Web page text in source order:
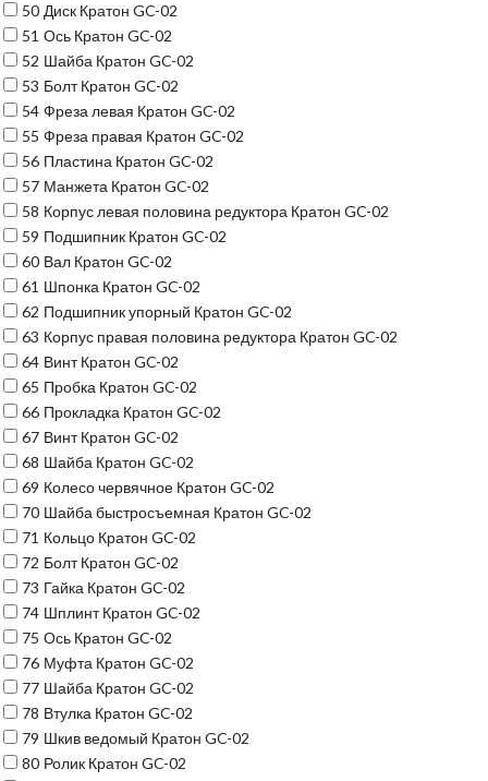
50 Диск Кратон GC-02
51 Ось Кратон GC-02
52 Шайба Кратон GC-02
53 Болт Кратон GC-02
54 Фреза левая Кратон GC-02
55 Фреза правая Кратон GC-02
56 Пластина Кратон GC-02
57 Манжета Кратон GC-02
58 Корпус левая половина редуктора Кратон GC-02
59 Подшипник Кратон GC-02
60 Вал Кратон GC-02
61 Шпонка Кратон GC-02
62 Подшипник упорный Кратон GC-02
63 Корпус правая половина редуктора Кратон GC-02
64 Винт Кратон GC-02
65 Пробка Кратон GC-02
66 Прокладка Кратон GC-02
67 Винт Кратон GC-02
68 Шайба Кратон GC-02
69 Колесо червячное Кратон GC-02
70 Шайба быстросъемная Кратон GC-02
71 Кольцо Кратон GC-02
72 Болт Кратон GC-02
73 Гайка Кратон GC-02
74 Шплинт Кратон GC-02
75 Ось Кратон GC-02
76 Муфта Кратон GC-02
77 Шайба Кратон GC-02
78 Втулка Кратон GC-02
79 Шкив ведомый Кратон GC-02
80 Ролик Кратон GC-02